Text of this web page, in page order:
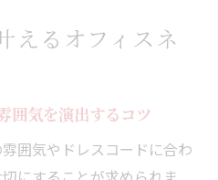
えるオフィスネ
囲気を演出するコツ
囲気やドレスコードに合わ